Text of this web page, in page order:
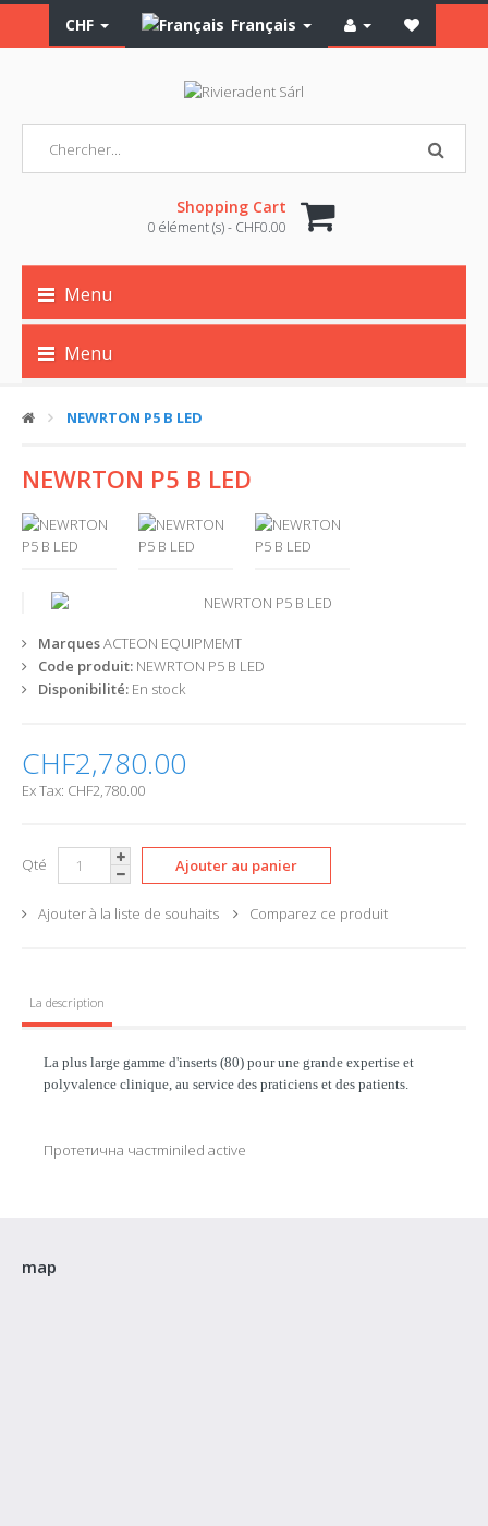
CHF Français
Shopping Cart
0 élément (s) - CHF0.00
Menu
Menu
NEWRTON P5 B LED
NEWRTON P5 B LED
MarquesACTEON EQUIPMEMT
Code produit: NEWRTON P5 B LED
Disponibilité: En stock
CHF2,780.00
Ex Tax: CHF2,780.00
Qté
Ajouter à la liste de souhaits Comparez ce produit
La description
La plus large gamme d'inserts (80) pour une grande expertise et
polyvalence clinique, au service des praticiens et des patients.
Протетична частminiled active
map